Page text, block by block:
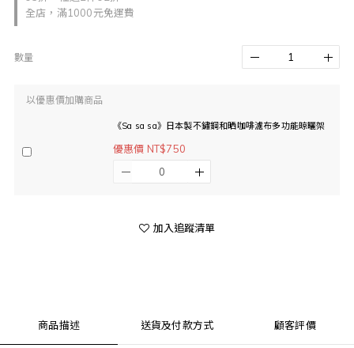
全店，滿1000元免運費
數量
以優惠價加購商品
《Sa sa sa》日本製不鏽鋼和晒咖啡濾布多功能晾曬架
優惠價 NT$750
加入追蹤清單
商品描述 送貨及付款方式 顧客評價